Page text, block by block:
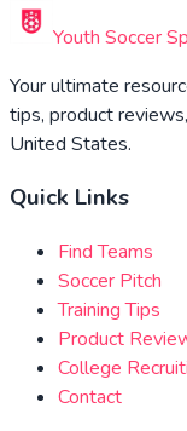
Youth Soccer
Your ultimate
tips, product
United States.
Quick Links
Find Teams
Soccer Pitch
Training Tips
Product
College
Contact